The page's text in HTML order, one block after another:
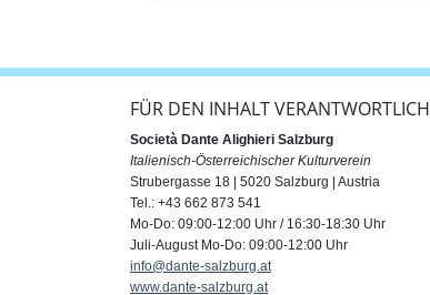
FÜR DEN INHALT VERANTWORTLICH
Società Dante Alighieri Salzburg
Italienisch-Österreichischer Kulturverein
Strubergasse 18 | 5020 Salzburg | Austria
Tel.: +43 662 873 541
Mo-Do: 09:00-12:00 Uhr / 16:30-18:30 Uhr
Juli-August Mo-Do: 09:00-12:00 Uhr
info@dante-salzburg.at
www.dante-salzburg.at